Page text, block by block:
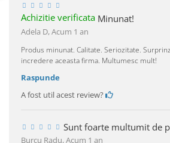
Achizitie verificata Minunat!
Adela D,Acum 1 an
Produs minunat. Calitate. Seriozitate.
incredere aceasta firma. Multumesc mult!
Raspunde
A fost util acest review?
Sunt foarte multumit de
Burcu Radu,Acum 1 an